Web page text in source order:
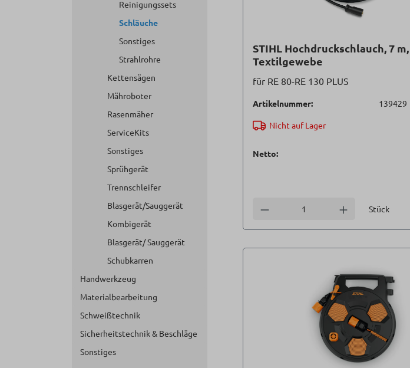
Reinigungssets
Schläuche
Sonstiges
Strahlrohre
Kettensägen
Mähroboter
Rasenmäher
ServiceKits
Sonstiges
Sprühgerät
Trennschleifer
Blasgerät/Sauggerät
Kombigerät
Blasgerät/ Sauggerät
Schubkarren
Handwerkzeug
Materialbearbeitung
Schweißtechnik
Sicherheitstechnik & Beschläge
Sonstiges
STIHL Hochdruckschlauch, 7 m,
Textilgewebe
für RE 80-RE 130 PLUS
Artikelnummer: 139429
Nicht auf Lager
Netto:
Anzahl verringern Anzahl erhöhen